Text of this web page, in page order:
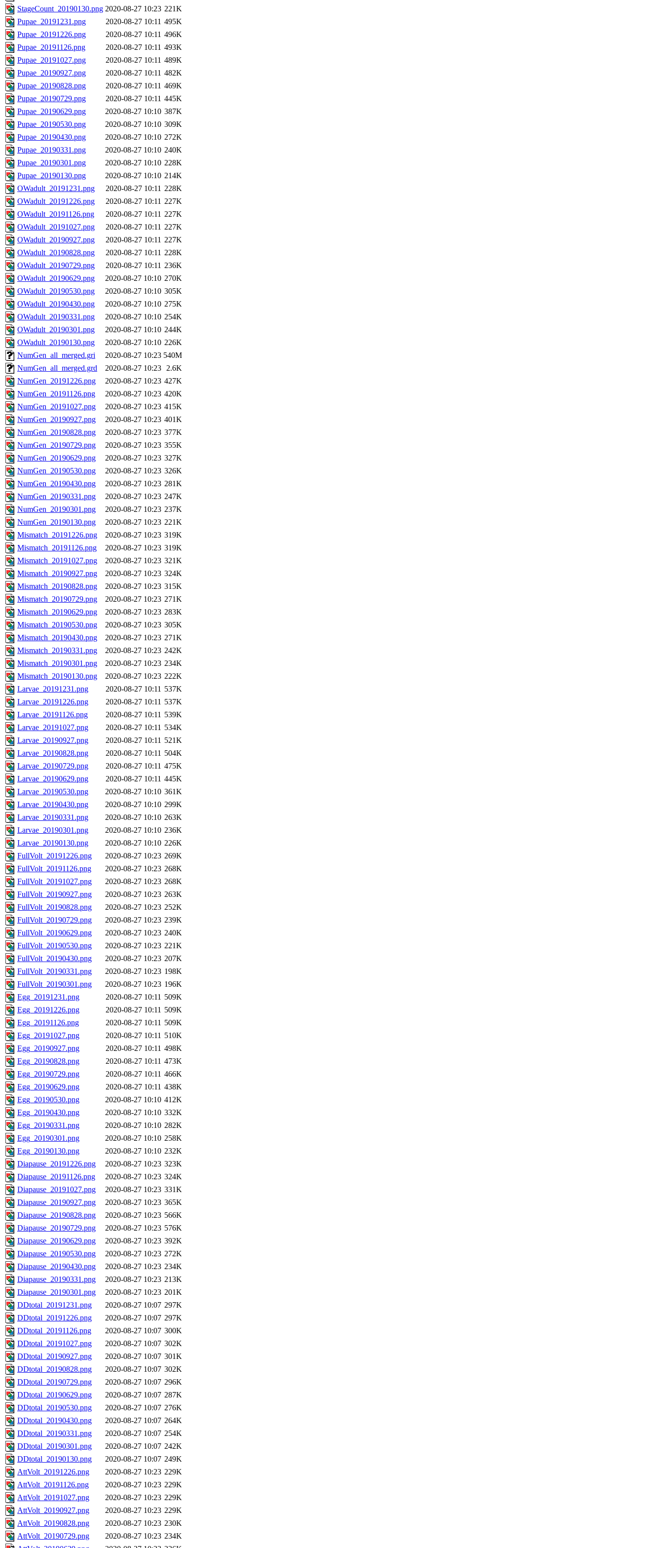
StageCount_20190130.png 2020-08-27 10:23 221K
Pupae_20191231.png
2020-08-27 10:11 495K
Pupae_20191226.png
2020-08-27 10:11 496K
Pupae_20191126.png
2020-08-27 10:11 493K
Pupae_20191027.png
2020-08-27 10:11 489K
Pupae_20190927.png
2020-08-27 10:11 482K
Pupae_20190828.png
2020-08-27 10:11 469K
Pupae_20190729.png
2020-08-27 10:11 445K
Pupae_20190629.png
2020-08-27 10:10 387K
Pupae_20190530.png
2020-08-27 10:10 309K
Pupae_20190430.png
2020-08-27 10:10 272K
Pupae_20190331.png
2020-08-27 10:10 240K
Pupae_20190301.png
2020-08-27 10:10 228K
Pupae_20190130.png
2020-08-27 10:10 214K
OWadult_20191231.png
2020-08-27 10:11 228K
OWadult_20191226.png
2020-08-27 10:11 227K
OWadult_20191126.png
2020-08-27 10:11 227K
OWadult_20191027.png
2020-08-27 10:11 227K
OWadult_20190927.png
2020-08-27 10:11 227K
OWadult_20190828.png
2020-08-27 10:11 228K
OWadult_20190729.png
2020-08-27 10:11 236K
OWadult_20190629.png
2020-08-27 10:10 270K
OWadult_20190530.png
2020-08-27 10:10 305K
OWadult_20190430.png
2020-08-27 10:10 275K
OWadult_20190331.png
2020-08-27 10:10 254K
OWadult_20190301.png
2020-08-27 10:10 244K
OWadult_20190130.png
2020-08-27 10:10 226K
NumGen_all_merged.gri
2020-08-27 10:23 540M
NumGen_all_merged.grd
2020-08-27 10:23 2.6K
NumGen_20191226.png
2020-08-27 10:23 427K
NumGen_20191126.png
2020-08-27 10:23 420K
NumGen_20191027.png
2020-08-27 10:23 415K
NumGen_20190927.png
2020-08-27 10:23 401K
NumGen_20190828.png
2020-08-27 10:23 377K
NumGen_20190729.png
2020-08-27 10:23 355K
NumGen_20190629.png
2020-08-27 10:23 327K
NumGen_20190530.png
2020-08-27 10:23 326K
NumGen_20190430.png
2020-08-27 10:23 281K
NumGen_20190331.png
2020-08-27 10:23 247K
NumGen_20190301.png
2020-08-27 10:23 237K
NumGen_20190130.png
2020-08-27 10:23 221K
Mismatch_20191226.png
2020-08-27 10:23 319K
Mismatch_20191126.png
2020-08-27 10:23 319K
Mismatch_20191027.png
2020-08-27 10:23 321K
Mismatch_20190927.png
2020-08-27 10:23 324K
Mismatch_20190828.png
2020-08-27 10:23 315K
Mismatch_20190729.png
2020-08-27 10:23 271K
Mismatch_20190629.png
2020-08-27 10:23 283K
Mismatch_20190530.png
2020-08-27 10:23 305K
Mismatch_20190430.png
2020-08-27 10:23 271K
Mismatch_20190331.png
2020-08-27 10:23 242K
Mismatch_20190301.png
2020-08-27 10:23 234K
Mismatch_20190130.png
2020-08-27 10:23 222K
Larvae_20191231.png
2020-08-27 10:11 537K
Larvae_20191226.png
2020-08-27 10:11 537K
Larvae_20191126.png
2020-08-27 10:11 539K
Larvae_20191027.png
2020-08-27 10:11 534K
Larvae_20190927.png
2020-08-27 10:11 521K
Larvae_20190828.png
2020-08-27 10:11 504K
Larvae_20190729.png
2020-08-27 10:11 475K
Larvae_20190629.png
2020-08-27 10:11 445K
Larvae_20190530.png
2020-08-27 10:10 361K
Larvae_20190430.png
2020-08-27 10:10 299K
Larvae_20190331.png
2020-08-27 10:10 263K
Larvae_20190301.png
2020-08-27 10:10 236K
Larvae_20190130.png
2020-08-27 10:10 226K
FullVolt_20191226.png
2020-08-27 10:23 269K
FullVolt_20191126.png
2020-08-27 10:23 268K
FullVolt_20191027.png
2020-08-27 10:23 268K
FullVolt_20190927.png
2020-08-27 10:23 263K
FullVolt_20190828.png
2020-08-27 10:23 252K
FullVolt_20190729.png
2020-08-27 10:23 239K
FullVolt_20190629.png
2020-08-27 10:23 240K
FullVolt_20190530.png
2020-08-27 10:23 221K
FullVolt_20190430.png
2020-08-27 10:23 207K
FullVolt_20190331.png
2020-08-27 10:23 198K
FullVolt_20190301.png
2020-08-27 10:23 196K
Egg_20191231.png
2020-08-27 10:11 509K
Egg_20191226.png
2020-08-27 10:11 509K
Egg_20191126.png
2020-08-27 10:11 509K
Egg_20191027.png
2020-08-27 10:11 510K
Egg_20190927.png
2020-08-27 10:11 498K
Egg_20190828.png
2020-08-27 10:11 473K
Egg_20190729.png
2020-08-27 10:11 466K
Egg_20190629.png
2020-08-27 10:11 438K
Egg_20190530.png
2020-08-27 10:10 412K
Egg_20190430.png
2020-08-27 10:10 332K
Egg_20190331.png
2020-08-27 10:10 282K
Egg_20190301.png
2020-08-27 10:10 258K
Egg_20190130.png
2020-08-27 10:10 232K
Diapause_20191226.png
2020-08-27 10:23 323K
Diapause_20191126.png
2020-08-27 10:23 324K
Diapause_20191027.png
2020-08-27 10:23 331K
Diapause_20190927.png
2020-08-27 10:23 365K
Diapause_20190828.png
2020-08-27 10:23 566K
Diapause_20190729.png
2020-08-27 10:23 576K
Diapause_20190629.png
2020-08-27 10:23 392K
Diapause_20190530.png
2020-08-27 10:23 272K
Diapause_20190430.png
2020-08-27 10:23 234K
Diapause_20190331.png
2020-08-27 10:23 213K
Diapause_20190301.png
2020-08-27 10:23 201K
DDtotal_20191231.png
2020-08-27 10:07 297K
DDtotal_20191226.png
2020-08-27 10:07 297K
DDtotal_20191126.png
2020-08-27 10:07 300K
DDtotal_20191027.png
2020-08-27 10:07 302K
DDtotal_20190927.png
2020-08-27 10:07 301K
DDtotal_20190828.png
2020-08-27 10:07 302K
DDtotal_20190729.png
2020-08-27 10:07 296K
DDtotal_20190629.png
2020-08-27 10:07 287K
DDtotal_20190530.png
2020-08-27 10:07 276K
DDtotal_20190430.png
2020-08-27 10:07 264K
DDtotal_20190331.png
2020-08-27 10:07 254K
DDtotal_20190301.png
2020-08-27 10:07 242K
DDtotal_20190130.png
2020-08-27 10:07 249K
AttVolt_20191226.png
2020-08-27 10:23 229K
AttVolt_20191126.png
2020-08-27 10:23 229K
AttVolt_20191027.png
2020-08-27 10:23 229K
AttVolt_20190927.png
2020-08-27 10:23 229K
AttVolt_20190828.png
2020-08-27 10:23 230K
AttVolt_20190729.png
2020-08-27 10:23 234K